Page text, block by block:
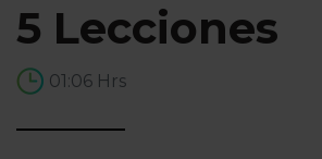
5 Lecciones
01:06 Hrs